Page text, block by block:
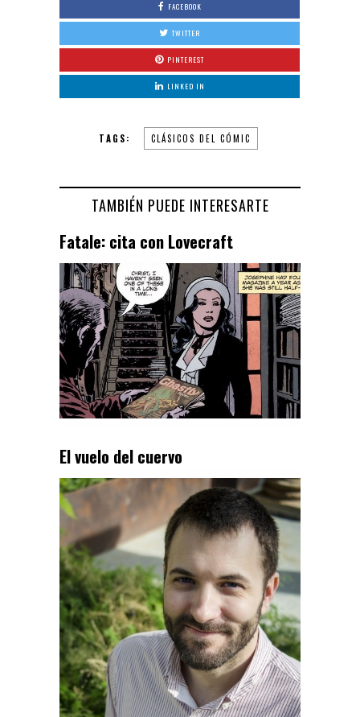
FACEBOOK
TWITTER
PINTEREST
LINKED IN
TAGS: CLÁSICOS DEL CÓMIC
TAMBIÉN PUEDE INTERESARTE
Fatale: cita con Lovecraft
El vuelo del cuervo